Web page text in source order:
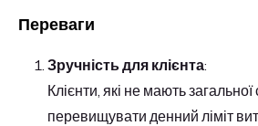
Переваги
Зручність для клієнта:
Клієнти, які не мають
перевищувати денний ліміт